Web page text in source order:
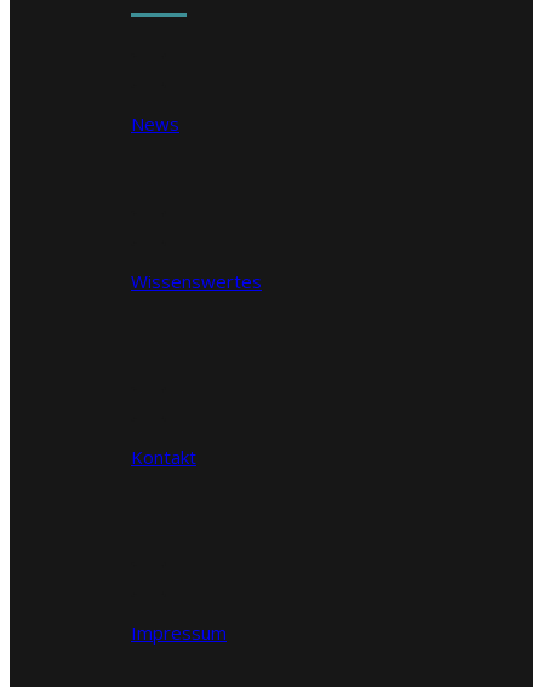
News
Wissenswertes
Kontakt
Impressum